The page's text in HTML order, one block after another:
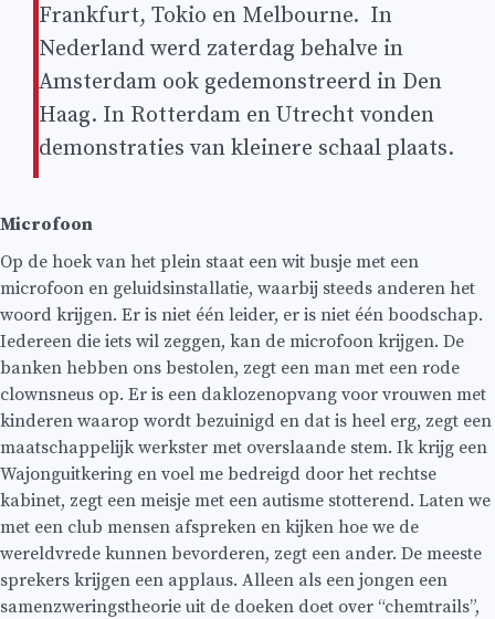
Frankfurt, Tokio en Melbourne. In
Nederland werd zaterdag behalve in
Amsterdam ook gedemonstreerd in Den
Haag. In Rotterdam en Utrecht vonden
demonstraties van kleinere schaal plaats.
Microfoon
Op de hoek van het plein staat een wit busje met een
microfoon en geluidsinstallatie, waarbij steeds anderen het
woord krijgen. Er is niet één leider, er is niet één boodschap.
Iedereen die iets wil zeggen, kan de microfoon krijgen. De
banken hebben ons bestolen, zegt een man met een rode
clownsneus op. Er is een daklozenopvang voor vrouwen met
kinderen waarop wordt bezuinigd en dat is heel erg, zegt een
maatschappelijk werkster met overslaande stem. Ik krijg een
Wajonguitkering en voel me bedreigd door het rechtse
kabinet, zegt een meisje met een autisme stotterend. Laten we
met een club mensen afspreken en kijken hoe we de
wereldvrede kunnen bevorderen, zegt een ander. De meeste
sprekers krijgen een applaus. Alleen als een jongen een
samenzweringstheorie uit de doeken doet over “chemtrails”,